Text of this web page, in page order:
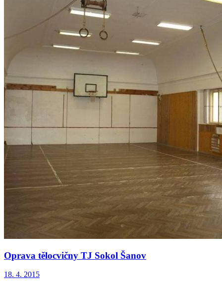
Oprava tělocvičny TJ Sokol Šanov
18. 4. 2015